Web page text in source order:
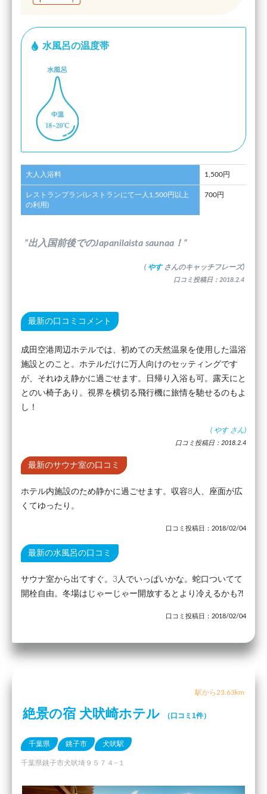
水風呂の温度帯
大人入浴料 1,500円
レストランプラン(レストランにて一人1,500円以上
の利用)
700円
”出入国前後でのJapanilaista saunaa！”
( やす さんのキャッチフレーズ)
口コミ投稿日：2018.2.4
最新の口コミコメント
成田空港周辺ホテルでは、初めての天然温泉を使用した温浴
施設とのこと。ホテルだけに万人向けのセッティングです
が、それゆえ静かに過ごせます。日帰り入浴も可。露天にと
とのい椅子あり。視界を横切る飛行機に旅情を馳せるのもよ
し！
( やす さん)
口コミ投稿日：2018.2.4
最新のサウナ室の口コミ
ホテル内施設のため静かに過ごせます。収容8人、座面が広
くてゆったり。
口コミ投稿日：2018/02/04
最新の水風呂の口コミ
サウナ室から出てすぐ。3人でいっぱいかな。蛇口ついてて
開栓自由。冬場はじゃーじゃー開放するとより冷えるかも⁈
口コミ投稿日：2018/02/04
駅から23.63km
絶景の宿 犬吠崎ホテル （口コミ1件）
千葉県 銚子市 犬吠駅
千葉県銚子市犬吠埼９５７４−１